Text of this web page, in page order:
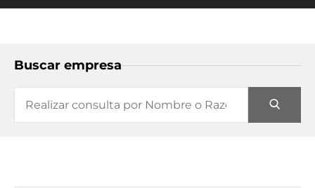
Buscar empresa